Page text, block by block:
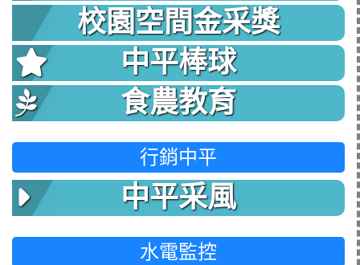
校園空間金采獎
中平棒球
食農教育
行銷中平
中平采風
水電監控